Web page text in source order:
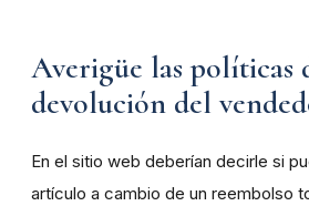
Averigüe las políticas
devolución del
En el sitio web deberían decirle si
artículo a cambio de un reembolso